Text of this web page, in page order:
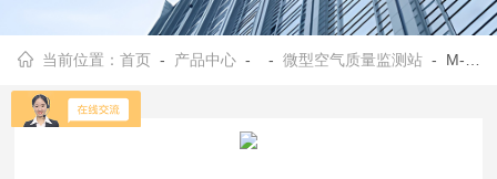
当前位置：首页 - 产品中心 - -微型空气质量监测站 - M-2060大气监测微型站，可规模网格化布点 气体分析仪